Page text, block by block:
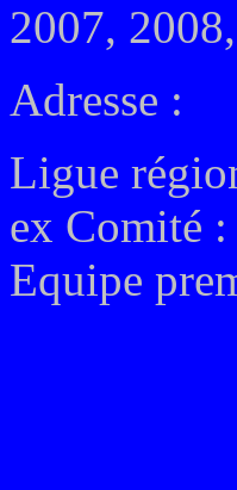
2007,
Adresse :
Ligue
ex Comité :
Equipe